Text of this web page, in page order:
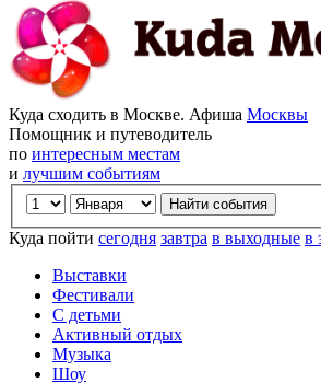
Куда сходить в Москве. Афиша Москвы
Помощник и путеводитель
по интересным местам
и лучшим событиям
Куда пойти сегодня завтра в выходные в
Выставки
Фестивали
С детьми
Активный отдых
Музыка
Шоу